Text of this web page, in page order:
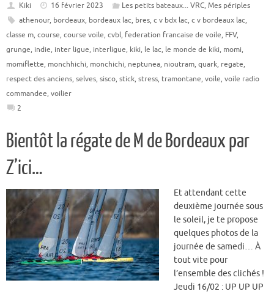
Kiki 16 février 2023 Les petits bateaux... VRC, Mes périples
athenour, bordeaux, bordeaux lac, bres, c v bdx lac, c v bordeaux lac,
classe m, course, course voile, cvbl, federation francaise de voile, FFV,
grunge, indie, inter ligue, interligue, kiki, le lac, le monde de kiki, momi,
momiflette, monchhichi, monchichi, neptunea, nioutram, quark, regate,
respect des anciens, selves, sisco, stick, stress, tramontane, voile, voile radio
commandee, voilier
2
Bientôt la régate de M de Bordeaux par
Z’ici…
Et attendant cette
deuxième journée sous
le soleil, je te propose
quelques photos de la
journée de samedi… À
tout vite pour
l’ensemble des clichés !
Jeudi 16/02 : UP UP UP